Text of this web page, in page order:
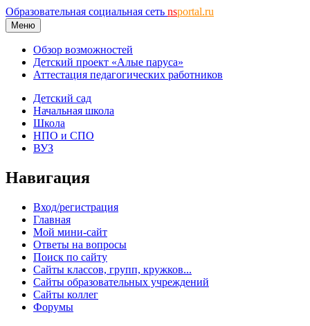
Образовательная социальная сеть nsportal.ru
Меню
Обзор возможностей
Детский проект «Алые паруса»
Аттестация педагогических работников
Детский сад
Начальная школа
Школа
НПО и СПО
ВУЗ
Навигация
Вход/регистрация
Главная
Мой мини-сайт
Ответы на вопросы
Поиск по сайту
Сайты классов, групп, кружков...
Сайты образовательных учреждений
Сайты коллег
Форумы